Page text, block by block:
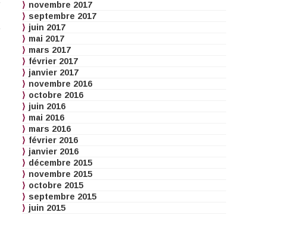
novembre 2017
septembre 2017
juin 2017
mai 2017
mars 2017
février 2017
janvier 2017
novembre 2016
octobre 2016
juin 2016
mai 2016
mars 2016
février 2016
janvier 2016
décembre 2015
novembre 2015
octobre 2015
septembre 2015
juin 2015